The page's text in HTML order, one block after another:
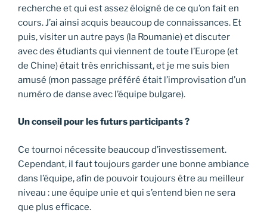
recherche et qui est assez éloigné de ce qu’on fait en
cours. J’ai ainsi acquis beaucoup de connaissances. Et
puis, visiter un autre pays (la Roumanie) et discuter
avec des étudiants qui viennent de toute l’Europe (et
de Chine) était très enrichissant, et je me suis bien
amusé (mon passage préféré était l’improvisation d’un
numéro de danse avec l’équipe bulgare).
Un conseil pour les futurs participants ?
Ce tournoi nécessite beaucoup d’investissement.
Cependant, il faut toujours garder une bonne ambiance
dans l’équipe, afin de pouvoir toujours être au meilleur
niveau : une équipe unie et qui s’entend bien ne sera
que plus efficace.